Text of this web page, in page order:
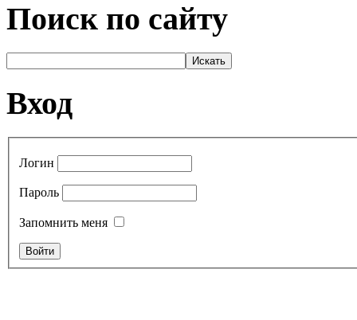
Поиск по сайту
Вход
Логин
Пароль
Запомнить меня